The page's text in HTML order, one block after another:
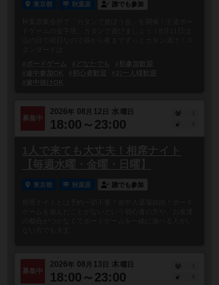
東京都 秋葉原 誰でも参加
秋葉原集会所で「カタンで遊ぼう会」を開催！王道ボー
ドゲームの金字塔、カタンで遊びましょう！8月11日は
山の日で祝日なので昼から夜までずっとカタン漬け！ス
#ボードゲーム
#どなたでも
#初参加歓迎
#途中参加OK
#初心者歓迎
#お一人様歓迎
#途中抜けOK
募集中
2026年 08 月 12 日 水 曜日
18:00～23:00
1
1人で来ても大丈夫！相席ナイト
【毎週水曜・金曜・日曜】
東京都 秋葉原 誰でも参加
相席ナイトとは予約一切不要！途中入退場自由！ボード
ゲームを遊んだことがないという初心者の方や、お友達
の都合がつかなくてボードゲームを一緒に遊べる人がい
ない方でも大丈...
募集中
2026年 08 月 13 日 木曜日
18:00～23:00
1